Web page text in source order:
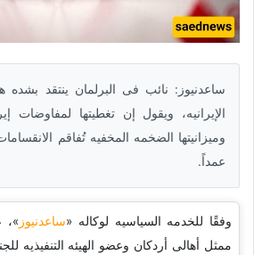
ساعدنیوز: نائب فی البرلمان ینتقد بشده
الإیرانیه، ویقول إن تغطیتها لمفاوضات
ومیزانیتها الضخمه المخفیه تُفاقم
عمداً.
وفقًا للخدمه السیاسیه لوکاله «ساعدنیوز »،
ممثل أهالی أردکان وعضو الهیئه التنفیذیه